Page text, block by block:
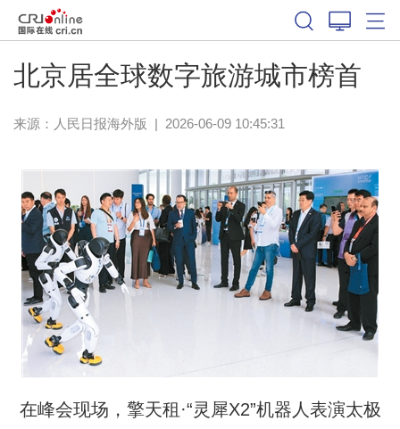
北京居全球数字旅游城市榜首
来源： 人民日报海外版 | 2026-06-09 10:45:31
在峰会现场，擎天租·“灵犀X2”机器人表演太极